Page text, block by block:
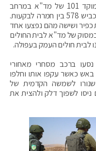
הבוקר בשעה 12:39 התקבל דיווח במוקד 101 של מד"א במרחב
גלבוע על ירי לעבר אוטובוס הסעות בכביש 578 בין חמרה לבקעות.
כפיר ושישה מהם נפצעו אחד
של מד"א לבית החולים
לבית חולים העמק בעפולה.
ברכב מסחרי מאחורי
באש כאשר עקפו אותו וחלפו
שנורו לשמשה הקדמית של
לשפוך דלק ולהצית את